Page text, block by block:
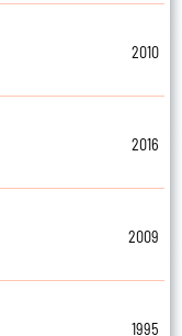
2010
2016
2009
1995